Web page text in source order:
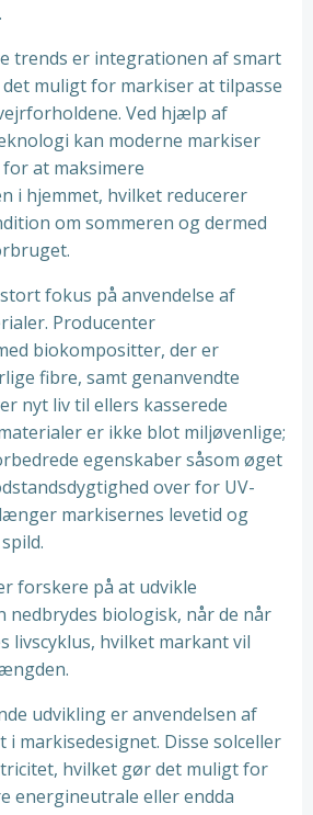
trends er integrationen af smart
muligt for markiser at tilpasse
Ved hjælp af
kan moderne markiser
at maksimere
i hjemmet, hvilket reducerer
om sommeren og dermed
fokus på anvendelse af
Producenter
biokompositter, der er
fibre, samt genanvendte
nyt liv til ellers kasserede
er ikke blot miljøvenlige;
egenskaber såsom øget
over for UV-
markisernes levetid og
forskere på at udvikle
nedbrydes biologisk, når de når
livscyklus, hvilket markant vil
udvikling er anvendelsen af
markisedesignet. Disse solceller
hvilket gør det muligt for
energineutrale eller endda